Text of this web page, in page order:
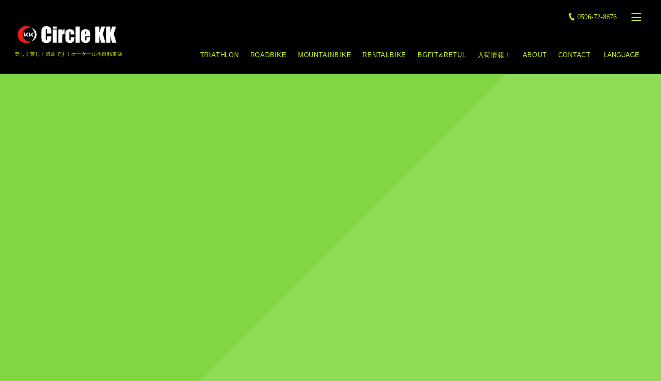
楽しく苦しく最高です！ケーケー山本自転車店
0596-72-8676
TRIATHLON ROADBIKE MOUNTAINBIKE RENTALBIKE BGFIT&RETUL 入荷情報！ ABOUT CONTACT LANGUAGE